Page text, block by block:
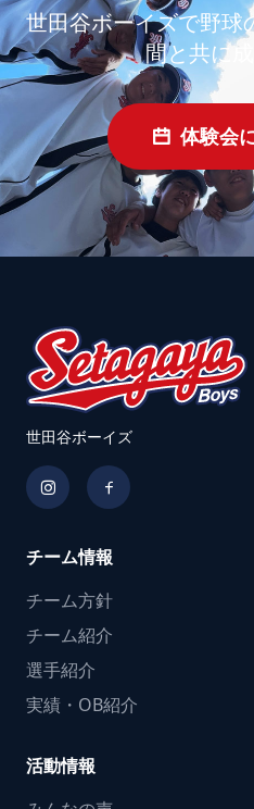
世田谷ボーイズで野球
間と共に
体験会
世田谷ボーイズ
チーム情報
チーム方針
チーム紹介
選手紹介
実績・OB紹介
活動情報